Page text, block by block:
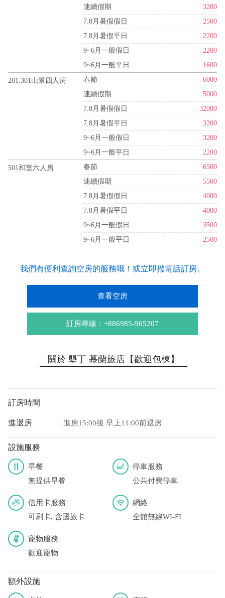
連續假期
3200
7.8月暑假假日
2500
7.8月暑假平日
2200
9~6月一般假日
2200
9~6月一般平日
1600
201.301山景四人房 春節
6000
連續假期
5000
7.8月暑假假日
32000
7.8月暑假平日
3200
9~6月一般假日
3200
9~6月一般平日
2200
501和室六人房 春節
6500
連續假期
5500
7.8月暑假假日
4000
7.8月暑假平日
4000
9~6月一般假日
3500
9~6月一般平日
2500
我們有便利查詢空房的服務哦！或立即撥電話訂房。
查看空房
訂房專線：+886985-965207
關於 墾丁 慕蘭旅店【歡迎包棟】
訂房時間
進退房 進房15:00後 早上11:00前退房
設施服務
早餐
無提供早餐
停車服務
公共付費停車
信用卡服務
可刷卡, 含國旅卡
網絡
全館無線WI-FI
寵物服務
歡迎寵物
額外設施